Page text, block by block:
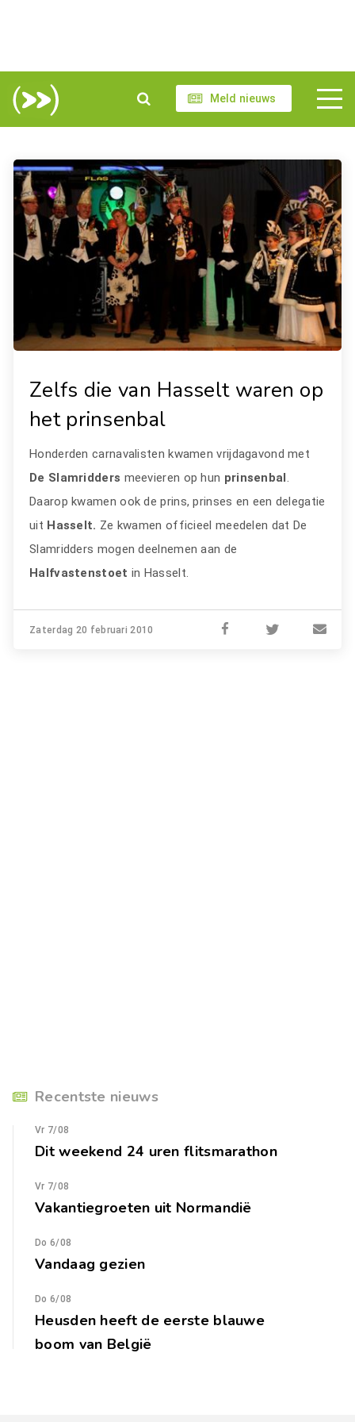
Meld nieuws
Zelfs die van Hasselt waren op
het prinsenbal
Honderden carnavalisten kwamen vrijdagavond met
De Slamridders meevieren op hun prinsenbal.
Daarop kwamen ook de prins, prinses en een delegatie
uit Hasselt. Ze kwamen officieel meedelen dat De
Slamridders mogen deelnemen aan de
Halfvastenstoet in Hasselt.
Zaterdag 20 februari 2010
Recentste nieuws
Vr 7/08
Dit weekend 24 uren flitsmarathon
Vr 7/08
Vakantiegroeten uit Normandië
Do 6/08
Vandaag gezien
Do 6/08
Heusden heeft de eerste blauwe
boom van België